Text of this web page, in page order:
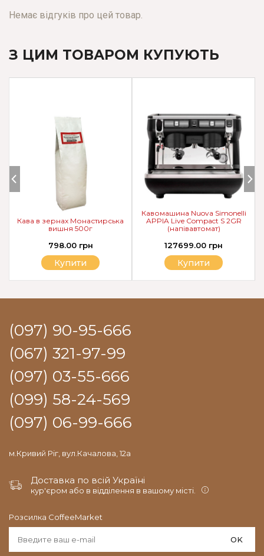
Немає відгуків про цей товар.
З ЦИМ ТОВАРОМ КУПУЮТЬ
Кавомашина Nuova Simonelli
APPIA Live Compact S 2GR
(напівавтомат)
127699.00 грн
Купити
Кава в зернах Монастирська
вишня 500г
798.00 грн
Купити
(097) 90-95-666
(067) 321-97-99
(097) 03-55-666
(099) 58-24-569
(097) 06-99-666
м.Кривий Ріг, вул.Качалова, 12а
Доставка по всій Україні
кур'єром або в відділення в вашому місті.
Розсилка CoffeeMarket
OK